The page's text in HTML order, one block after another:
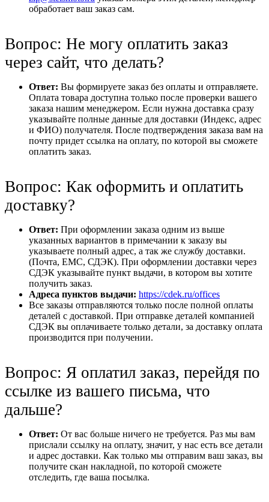
обработает ваш заказ сам.
Вопрос: Не могу оплатить заказ
через сайт, что делать?
Ответ: Вы формируете заказ без оплаты и отправляете.
Оплата товара доступна только после проверки вашего
заказа нашим менеджером. Если нужна доставка сразу
указывайте полные данные для доставки (Индекс, адрес
и ФИО) получателя. После подтверждения заказа вам на
почту придет ссылка на оплату, по которой вы сможете
оплатить заказ.
Вопрос: Как оформить и оплатить
доставку?
Ответ: При оформлении заказа одним из выше
указанных вариантов в примечании к заказу вы
указываете полный адрес, а так же службу доставки.
(Почта, ЕМС, СДЭК). При оформлении доставки через
СДЭК указывайте пункт выдачи, в котором вы хотите
получить заказ.
Адреса пунктов выдачи: https://cdek.ru/offices
Все заказы отправляются только после полной оплаты
деталей с доставкой. При отправке деталей компанией
СДЭК вы оплачиваете только детали, за доставку оплата
производится при получении.
Вопрос: Я оплатил заказ, перейдя по
ссылке из вашего письма, что
дальше?
Ответ: От вас больше ничего не требуется. Раз мы вам
прислали ссылку на оплату, значит, у нас есть все детали
и адрес доставки. Как только мы отправим ваш заказ, вы
получите скан накладной, по которой сможете
отследить, где ваша посылка.